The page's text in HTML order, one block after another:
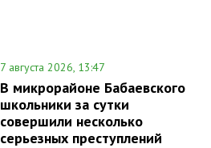
7 августа 2026, 13:47
В микрорайоне Бабаевского
школьники за сутки
совершили несколько
серьезных преступлений